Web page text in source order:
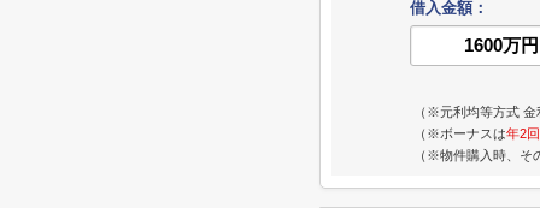
借入金額：
（※元利均等方式 金
（※ボーナスは年2回
（※物件購入時、そ